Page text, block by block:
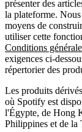
présenter des
la plateforme.
moyens de
utiliser cette
Conditions
exigences ci-
répertorier des
Les produits
où Spotify est
l'Égypte, de Hong
Philippines et de la